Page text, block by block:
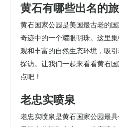
黄石有哪些出名的
黄石国家公园是美国最古老的
奇迹中的一个耀眼明珠。这里
观和丰富的自然生态环境，吸
探访。让我们一起来看看黄石
点吧！
老忠实喷泉
老忠实喷泉是黄石国家公园最